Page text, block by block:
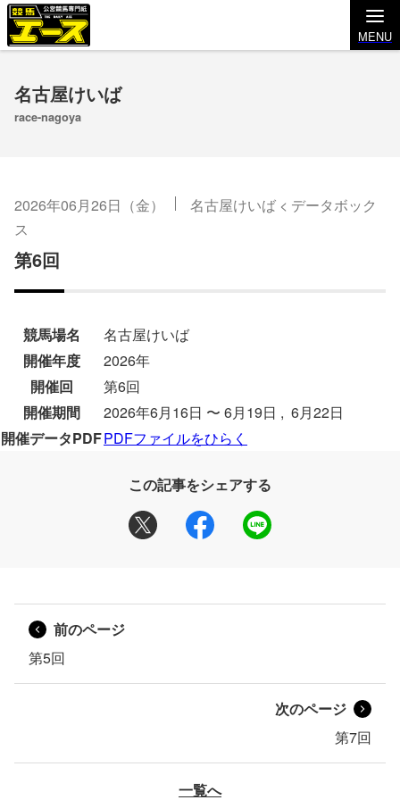
MENU
名古屋けいば
race-nagoya
2026年06月26日（金） 名古屋けいば < データボック
ス
第6回
競馬場名
名古屋けいば
開催年度
2026年
開催回
第6回
開催期間
2026年6月16日 〜 6月19日 , 6月22日
開催データPDFPDFファイルをひらく
この記事をシェアする
前のページ
第5回
次のページ
第7回
一覧へ